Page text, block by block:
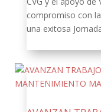
compromiso con
una exitosa